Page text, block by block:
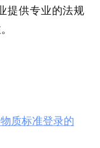
提供专业的法规
质标准登录的